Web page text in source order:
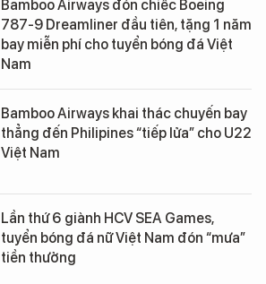
Bamboo Airways đón chiếc Boeing
787-9 Dreamliner đầu tiên, tặng 1 năm
bay miễn phí cho tuyển bóng đá Việt
Nam
Bamboo Airways khai thác chuyến bay
thẳng đến Philipines “tiếp lửa” cho U22
Việt Nam
Lần thứ 6 giành HCV SEA Games,
tuyển bóng đá nữ Việt Nam đón “mưa”
tiền thưởng